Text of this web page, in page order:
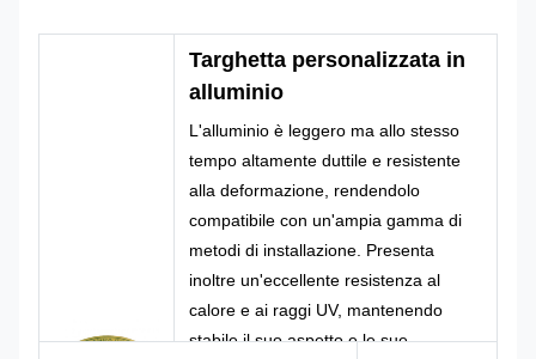
CMYK,
Pantone, RAL
Progetto
100% su
Targhetta personalizzata in
alluminio
L'alluminio è leggero ma allo stesso
tempo altamente duttile e resistente
alla deformazione, rendendolo
compatibile con un'ampia gamma di
metodi di installazione. Presenta
inoltre un'eccellente resistenza al
calore e ai raggi UV, mantenendo
stabile il suo aspetto e le sue